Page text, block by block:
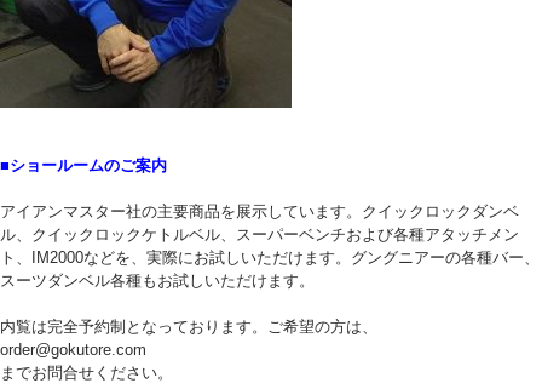
■ショールームのご案内
アイアンマスター社の主要商品を展示しています。クイックロックダンベ
ル、クイックロックケトルベル、スーパーベンチおよび各種アタッチメン
ト、IM2000などを、実際にお試しいただけます。グングニアーの各種バー、
スーツダンベル各種もお試しいただけます。
内覧は完全予約制となっております。ご希望の方は、
order@gokutore.com
までお問合せください。